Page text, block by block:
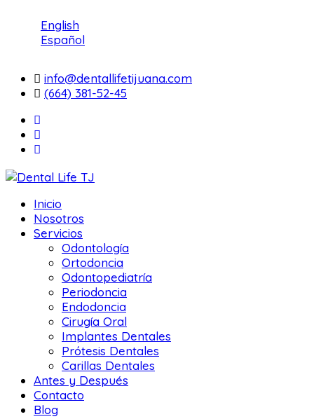
English
Español
info@dentallifetijuana.com
(664) 381-52-45
Inicio
Nosotros
Servicios
Odontología
Ortodoncia
Odontopediatría
Periodoncia
Endodoncia
Cirugía Oral
Implantes Dentales
Prótesis Dentales
Carillas Dentales
Antes y Después
Contacto
Blog